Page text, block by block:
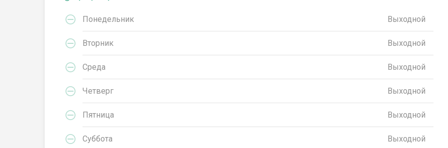
Понедельник Выходной
Вторник Выходной
Среда Выходной
Четверг Выходной
Пятница Выходной
Суббота Выходной